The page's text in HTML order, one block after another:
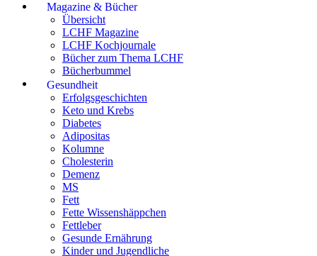
Magazine & Bücher
Übersicht
LCHF Magazine
LCHF Kochjournale
Bücher zum Thema LCHF
Bücherbummel
Gesundheit
Erfolgsgeschichten
Keto und Krebs
Diabetes
Adipositas
Kolumne
Cholesterin
Demenz
MS
Fett
Fette Wissenshäppchen
Fettleber
Gesunde Ernährung
Kinder und Jugendliche